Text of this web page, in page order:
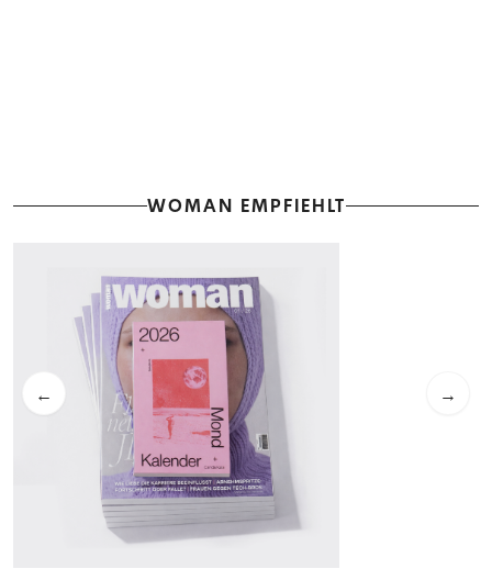
WOMAN EMPFIEHLT
← →